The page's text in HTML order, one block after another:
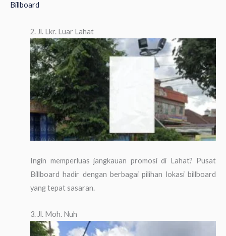
Billboard
2. Jl. Lkr. Luar Lahat
Ingin memperluas jangkauan promosi di Lahat? Pusat
Billboard hadir dengan berbagai pilihan lokasi billboard
yang tepat sasaran.
3. Jl. Moh. Nuh